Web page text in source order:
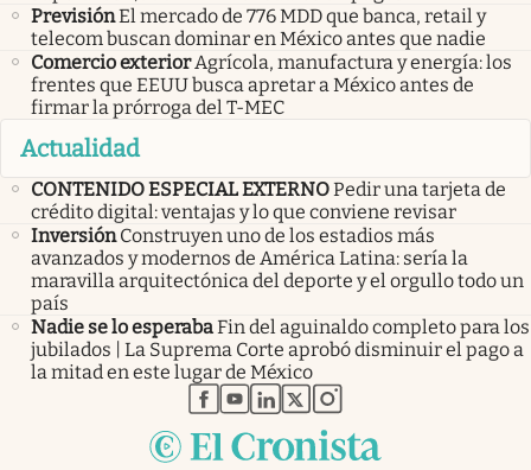
PrevisiónEl mercado de 776 MDD que banca, retail y
telecom buscan dominar en México antes que nadie
Comercio exterior Agrícola, manufactura y energía: los
frentes que EEUU busca apretar a México antes de
firmar la prórroga del T-MEC
Actualidad
CONTENIDO ESPECIAL EXTERNOPedir una tarjeta de
crédito digital: ventajas y lo que conviene revisar
Inversión Construyen uno de los estadios más
avanzados y modernos de América Latina: sería la
maravilla arquitectónica del deporte y el orgullo todo un
país
Nadie se lo esperabaFin del aguinaldo completo para los
jubilados | La Suprema Corte aprobó disminuir el pago a
la mitad en este lugar de México
abre en nueva pestaña
abre en nueva pestaña
abre en nueva pestaña
abre en nueva pestaña
abre en nueva pestaña